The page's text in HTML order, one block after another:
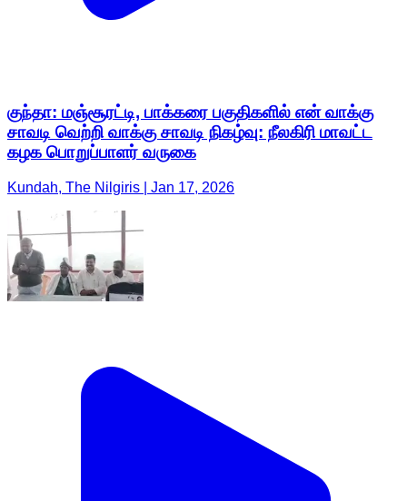
குந்தா: மஞ்சூரட்டி, பாக்கரை பகுதிகளில் என் வாக்கு
சாவடி வெற்றி வாக்கு சாவடி நிகழ்வு: நீலகிரி மாவட்ட
கழக பொறுப்பாளர் வருகை
Kundah, The Nilgiris | Jan 17, 2026